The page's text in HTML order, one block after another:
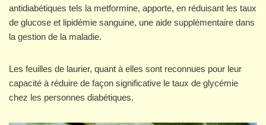
antidiabétiques tels la metformine, apporte, en réduisant les taux
de glucose et lipidémie sanguine, une aide supplémentaire dans
la gestion de la maladie.
Les feuilles de laurier, quant à elles sont reconnues pour leur
capacité à réduire de façon significative le taux de glycémie
chez les personnes diabétiques.